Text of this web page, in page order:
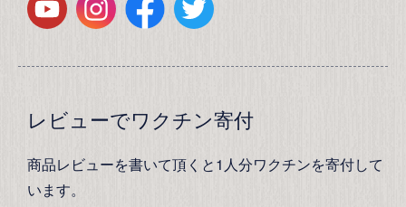
レビューでワクチン寄付
商品レビューを書いて頂くと1人分ワクチンを寄付して
います。